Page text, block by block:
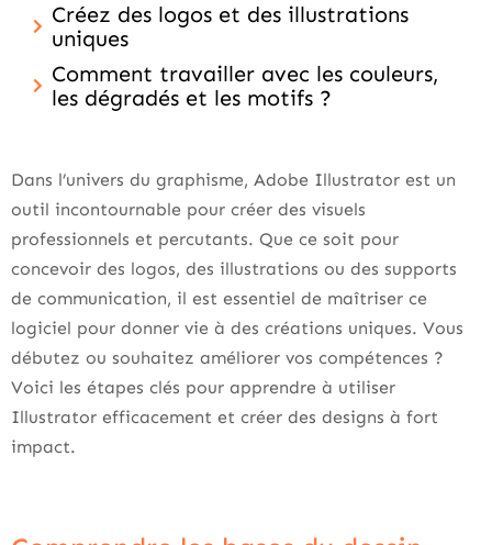
Créez des logos et des illustrations
uniques
Comment travailler avec les couleurs,
les dégradés et les motifs ?
Dans l’univers du graphisme, Adobe Illustrator est un
outil incontournable pour créer des visuels
professionnels et percutants. Que ce soit pour
concevoir des logos, des illustrations ou des supports
de communication, il est essentiel de maîtriser ce
logiciel pour donner vie à des créations uniques. Vous
débutez ou souhaitez améliorer vos compétences ?
Voici les étapes clés pour apprendre à utiliser
Illustrator efficacement et créer des designs à fort
impact.